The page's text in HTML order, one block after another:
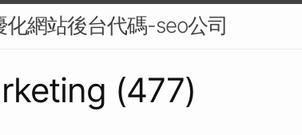
網站後台代碼-seo公司
(477)